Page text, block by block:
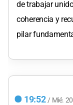
de trabajar
coherencia y
pilar
19:52 / Mié.